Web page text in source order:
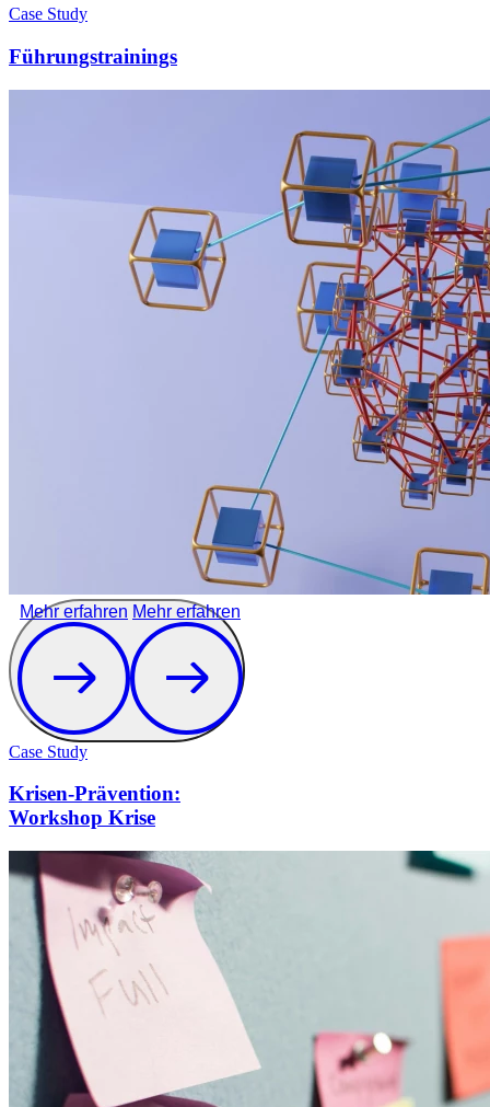
Case Study
Führungstrainings
Mehr erfahren Mehr erfahren
Case Study
Krisen-Prävention:
Workshop Krise